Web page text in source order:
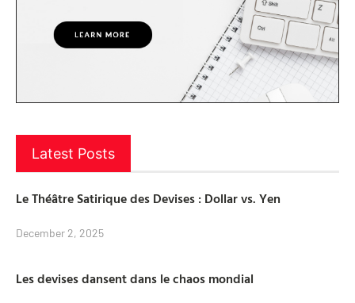
Latest Posts
Le Théâtre Satirique des Devises : Dollar vs. Yen
December 2, 2025
Les devises dansent dans le chaos mondial